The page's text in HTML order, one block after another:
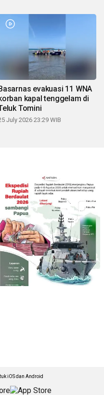
evakuasi 11 WNA
kapal tenggelam di
Tomini
July 2026 23:29 WIB
iOS dan Android